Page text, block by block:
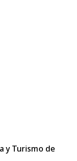
y Turismo de